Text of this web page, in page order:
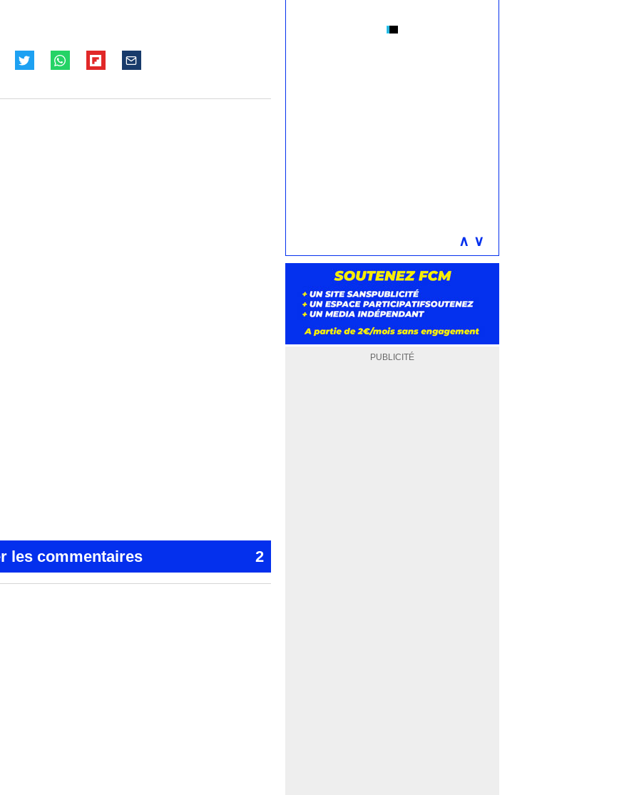
∧ ∨
PUBLICITÉ
les commentaires 2